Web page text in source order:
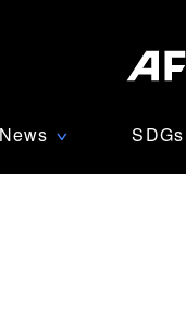
News ∨ SDGs